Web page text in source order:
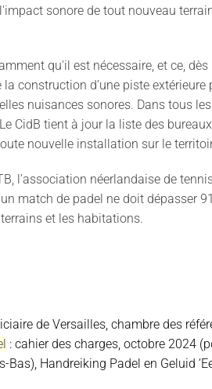
sonore de tout nouveau
qu'il est nécessaire, et ce,
la construction d’une piste
nuisances sonores. Dans tous
CidB tient à jour la liste des
nouvelle installation sur le
l’association néerlandaise de
match de padel ne doit dépasser
et les habitations.
de Versailles, chambre des
: cahier des charges, octobre 2024
Bas), Handreiking Padel en Geluid